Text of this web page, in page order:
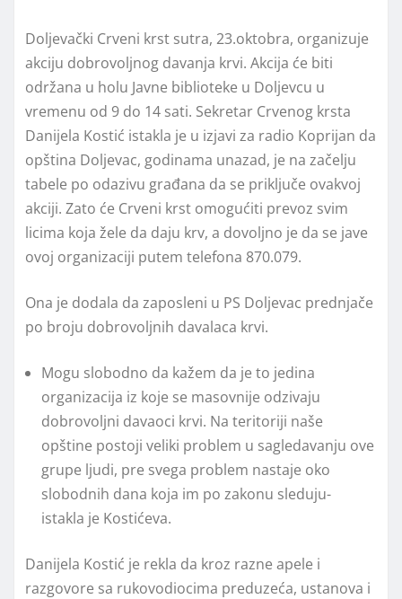
Doljevački Crveni krst sutra, 23.oktobra, organizuje
akciju dobrovoljnog davanja krvi. Akcija će biti
održana u holu Javne biblioteke u Doljevcu u
vremenu od 9 do 14 sati. Sekretar Crvenog krsta
Danijela Kostić istakla je u izjavi za radio Koprijan da
opština Doljevac, godinama unazad, je na začelju
tabele po odazivu građana da se priključe ovakvoj
akciji. Zato će Crveni krst omogućiti prevoz svim
licima koja žele da daju krv, a dovoljno je da se jave
ovoj organizaciji putem telefona 870.079.
Ona je dodala da zaposleni u PS Doljevac prednjače
po broju dobrovoljnih davalaca krvi.
Mogu slobodno da kažem da je to jedina
organizacija iz koje se masovnije odzivaju
dobrovoljni davaoci krvi. Na teritoriji naše
opštine postoji veliki problem u sagledavanju ove
grupe ljudi, pre svega problem nastaje oko
slobodnih dana koja im po zakonu sleduju-
istakla je Kostićeva.
Danijela Kostić je rekla da kroz razne apele i
razgovore sa rukovodiocima preduzeća, ustanova i